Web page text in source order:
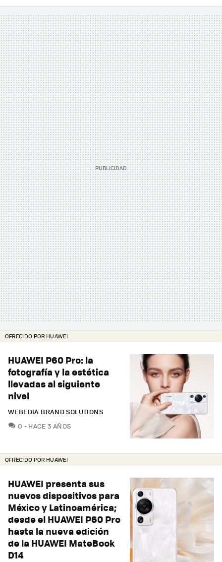
OFRECIDO POR HUAWEI
HUAWEI P60 Pro: la
fotografía y la estética
llevadas al siguiente
nivel
WEBEDIA BRAND SOLUTIONS
0 COMENTARIOS
HACE 3 AÑOS
OFRECIDO POR HUAWEI
HUAWEI presenta sus
nuevos dispositivos para
México y Latinoamérica;
desde el HUAWEI P60 Pro
hasta la nueva edición
de la HUAWEI MateBook
D14